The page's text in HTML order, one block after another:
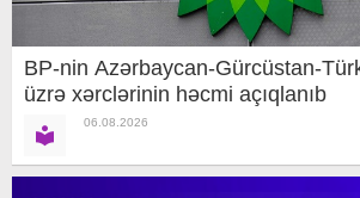
BP-nin Azərbaycan-Gürcüstan-
üzrə xərclərinin həcmi açıqlanıb
06.08.2026